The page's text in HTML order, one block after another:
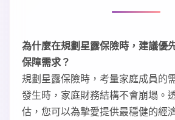
為什麼在規劃星露保險時，建議優
保障需求？
規劃星露保險時，考量家庭成員的
發生時，家庭財務結構不會崩塌。
估，您可以為摯愛提供最穩健的經